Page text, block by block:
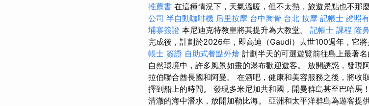
推薦書 在這種情況下，天氣溫暖，但不太熱，旅遊景點也不那
公司 半自動咖啡機 后里按摩 台中喬骨 台北 按摩 記帳士 證照
埔寨簽證 本尼迪克特教皇將其提升為大教堂。 記帳士 課程 隆
完成後，計劃於2026年，即高迪（Gaudi）去世100週年，它將
帳士 簽證 自助式餐點外燴 計劃半天的可選遊覽前往島上最著
自然環境中，許多風景如畫的瀑布歡迎遊客。 放開誘惑，發現
拉伯聯合酋長國和阿曼。 在酒吧，健康和美容服務之後，將收
擇到船上的時間。 發現多米尼加共和國，開曼群島甚至巴哈馬
清澈的海中潛水，放開加勒比海。 亞洲和太平洋群島為遊客提